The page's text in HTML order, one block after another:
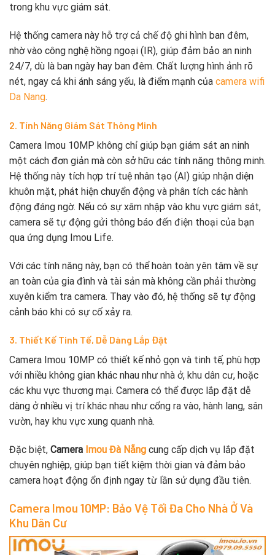
trong khu vực giám sát.
Hệ thống camera này hỗ trợ cả chế độ ghi hình ban đêm,
nhờ vào công nghệ hồng ngoại (IR), giúp đảm bảo an ninh
24/7, dù là ban ngày hay ban đêm. Chất lượng hình ảnh rõ
nét, ngay cả khi ánh sáng yếu, là điểm mạnh của camera wifi
Da Nang.
2. Tính Năng Giám Sát Thông Minh
Camera Imou 10MP không chỉ giúp bạn giám sát an ninh
một cách đơn giản mà còn sở hữu các tính năng thông minh.
Hệ thống này tích hợp trí tuệ nhân tạo (AI) giúp nhận diện
khuôn mặt, phát hiện chuyển động và phân tích các hành
động đáng ngờ. Nếu có sự xâm nhập vào khu vực giám sát,
camera sẽ tự động gửi thông báo đến điện thoại của bạn
qua ứng dụng Imou Life.
Với các tính năng này, bạn có thể hoàn toàn yên tâm về sự
an toàn của gia đình và tài sản mà không cần phải thường
xuyên kiểm tra camera. Thay vào đó, hệ thống sẽ tự động
cảnh báo khi có sự cố xảy ra.
3. Thiết Kế Tinh Tế, Dễ Dàng Lắp Đặt
Camera Imou 10MP có thiết kế nhỏ gọn và tinh tế, phù hợp
với nhiều không gian khác nhau như nhà ở, khu dân cư, hoặc
các khu vực thương mại. Camera có thể được lắp đặt dễ
dàng ở nhiều vị trí khác nhau như cổng ra vào, hành lang, sân
vườn, hay khu vực xung quanh nhà.
Đặc biệt, Camera Imou Đà Nẵng cung cấp dịch vụ lắp đặt
chuyên nghiệp, giúp bạn tiết kiệm thời gian và đảm bảo
camera hoạt động ổn định ngay từ lần sử dụng đầu tiên.
Camera Imou 10MP: Bảo Vệ Tối Đa Cho Nhà Ở Và
Khu Dân Cư